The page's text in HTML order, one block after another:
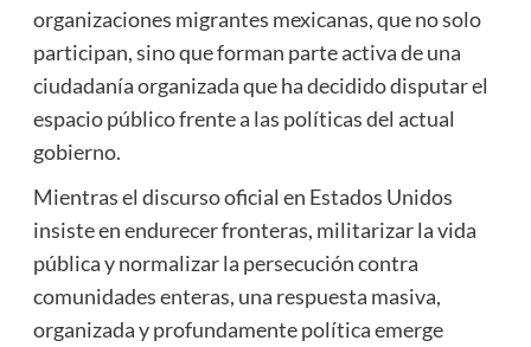
organizaciones migrantes mexicanas, que no solo
participan, sino que forman parte activa de una
ciudadanía organizada que ha decidido disputar el
espacio público frente a las políticas del actual
gobierno.
Mientras el discurso oficial en Estados Unidos
insiste en endurecer fronteras, militarizar la vida
pública y normalizar la persecución contra
comunidades enteras, una respuesta masiva,
organizada y profundamente política emerge